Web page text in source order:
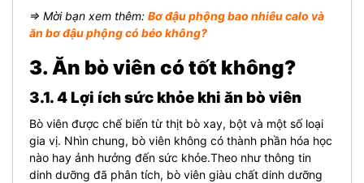
⇒ Mời bạn xem thêm: Bơ đậu phộng bao nhiêu calo và
ăn bơ đậu phộng có béo không?
3. Ăn bò viên có tốt không?
3.1. 4 Lợi ích sức khỏe khi ăn bò viên
Bò viên được chế biến từ thịt bò xay, bột và một số loại
gia vị. Nhìn chung, bò viên không có thành phần hóa học
nào hay ảnh hưởng đến sức khỏe.Theo như thông tin
dinh dưỡng đã phân tích, bò viên giàu chất dinh dưỡng